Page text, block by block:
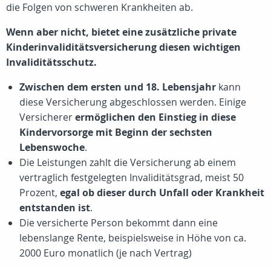
die Folgen von schweren Krankheiten ab.
Wenn aber nicht, bietet eine zusätzliche private
Kinderinvaliditätsversicherung diesen wichtigen
Invaliditätsschutz.
Zwischen dem ersten und 18. Lebensjahr kann
diese Versicherung abgeschlossen werden. Einige
Versichererermöglichen den Einstieg in diese
Kindervorsorge mit Beginn der sechsten
Lebenswoche.
Die Leistungen zahlt die Versicherung ab einem
vertraglich festgelegten Invaliditätsgrad, meist 50
Prozent, egal ob dieser durch Unfall oder Krankheit
entstanden ist.
Die versicherte Person bekommt dann eine
lebenslange Rente, beispielsweise in Höhe von ca.
2000 Euro monatlich (je nach Vertrag)